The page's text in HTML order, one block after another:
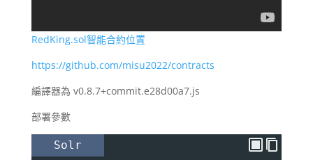
RedKing.sol智能合約位置
https://github.com/misu2022/contracts
編譯器為 v0.8.7+commit.e28d00a7.js
部署參數
Solr